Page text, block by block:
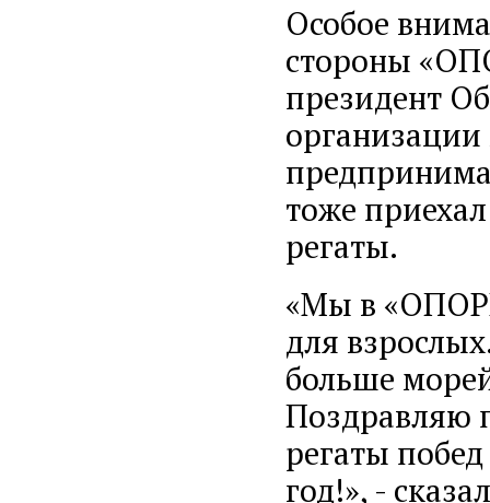
Особое
стороны
президент
организации
тоже
регаты.
«Мы в
для
больше
Поздравляю
регаты
год!», -